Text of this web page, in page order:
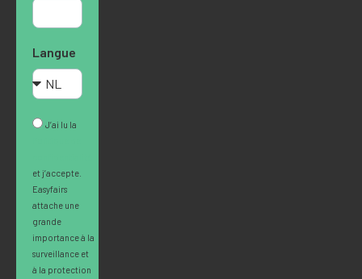
Langue
J’ai lu la
et j’accepte.
Easyfairs
attache une
grande
importance à la
surveillance et
à la protection